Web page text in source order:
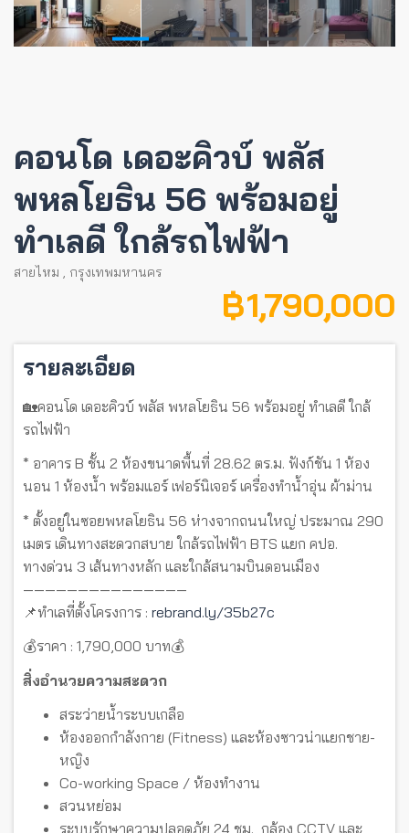
คอนโด เดอะคิวบ์ พลัส
พหลโยธิน 56 พร้อมอยู่
ทำเลดี ใกล้รถไฟฟ้า
สายไหม , กรุงเทพมหานคร
฿ 1,790,000
รายละเอียด
🏡คอนโด เดอะคิวบ์ พลัส พหลโยธิน 56 พร้อมอยู่ ทำเลดี ใกล้
รถไฟฟ้า
* อาคาร B ชั้น 2 ห้องขนาดพื้นที่ 28.62 ตร.ม. ฟังก์ชัน 1 ห้อง
นอน 1 ห้องน้ำ พร้อมแอร์ เฟอร์นิเจอร์ เครื่องทำน้ำอุ่น ผ้าม่าน
* ตั้งอยู่ในซอยพหลโยธิน 56 ห่างจากถนนใหญ่ ประมาณ 290
เมตร เดินทางสะดวกสบาย ใกล้รถไฟฟ้า BTS แยก คปอ.
ทางด่วน 3 เส้นทางหลัก และใกล้สนามบินดอนเมือง
———————————————
📌ทำเลที่ตั้งโครงการ : rebrand.ly/35b27c
💰ราคา : 1,790,000 บาท💰
สิ่งอำนวยความสะดวก
สระว่ายน้ำระบบเกลือ
ห้องออกกำลังกาย (Fitness) และห้องซาวน่าแยกชาย-
หญิง
Co-working Space / ห้องทำงาน
สวนหย่อม
ระบบรักษาความปลอดภัย 24 ชม., กล้อง CCTV และ